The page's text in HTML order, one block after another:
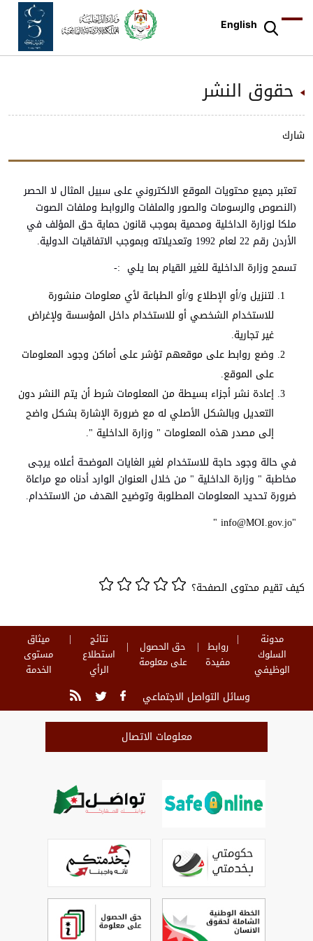
English
حقوق النشر
شارك
تعتبر جميع محتويات الموقع الالكتروني على سبيل المثال لا الحصر
(النصوص والرسومات والصور والملفات والروابط وملفات الصوت
ملكا لوزارة الداخلية ومحمية بموجب قانون حماية حق المؤلف في
الأردن رقم 22 لعام 1992 وتعديلاته وبموجب الاتفاقيات الدولية.
تسمح وزارة الداخلية للغير القيام بما يلي :-
لتنزيل و/أو الإطلاع و/أو الطباعة لأي معلومات منشورة
للاستخدام الشخصي أو للاستخدام داخل المؤسسة ولإغراض
غير تجارية.
وضع روابط على موقعهم تؤشر على أماكن وجود المعلومات
على الموقع.
إعادة نشر أجزاء بسيطة من المعلومات شرط أن يتم النشر دون
التعديل وبالشكل الأصلي له مع ضرورة الإشارة بشكل واضح
إلى مصدر هذه المعلومات " وزارة الداخلية ".
في حالة وجود حاجة للاستخدام لغير الغايات الموضحة أعلاه يرجى
مخاطبة " وزارة الداخلية " من خلال العنوان الوارد أدناه مع مراعاة
ضرورة تحديد المعلومات المطلوبة وتوضيح الهدف من الاستخدام.
"info@MOI.gov.jo "
كيف تقيم محتوى الصفحة؟
مدونة
السلوك
الوظيفي
روابط
مفيدة
حق الحصول
على معلومة
نتائج
استطلاع
الرأي
ميثاق
مستوى
الخدمة
وسائل التواصل الاجتماعي
معلومات الاتصال